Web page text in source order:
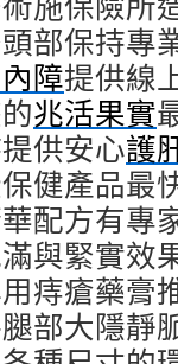
部保持專
障提供線
兆活果實
供安心護
健產品最
配方有專
與緊實效
痔瘡藥膏
部大隱靜